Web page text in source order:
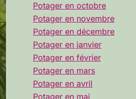
Potager en octobre
Potager en novembre
Potager en décembre
Potager en janvier
Potager en février
Potager en mars
Potager en avril
Potager en mai